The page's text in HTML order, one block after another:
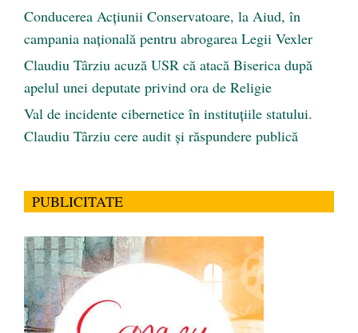
Conducerea Acțiunii Conservatoare, la Aiud, în
campania națională pentru abrogarea Legii Vexler
Claudiu Târziu acuză USR că atacă Biserica după
apelul unei deputate privind ora de Religie
Val de incidente cibernetice în instituțiile statului.
Claudiu Târziu cere audit și răspundere publică
PUBLICITATE